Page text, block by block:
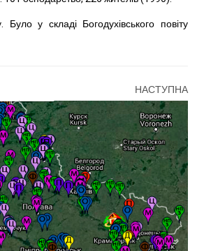
у складі Богодухівського повіту
НАСТУПНА